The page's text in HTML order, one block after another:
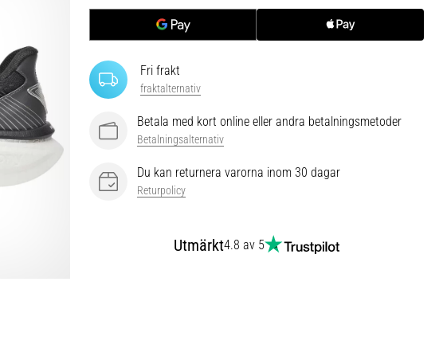
Fri frakt
fraktalternativ
Betala med kort online eller andra betalningsmetoder
Betalningsalternativ
Du kan returnera varorna inom 30 dagar
Returpolicy
Utmärkt4.8 av 5